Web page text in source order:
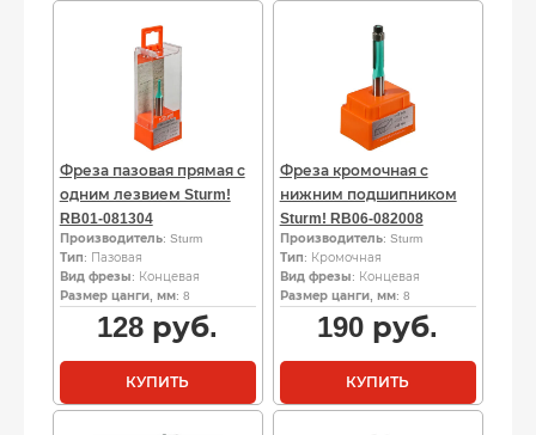
Фреза пазовая прямая с
одним лезвием Sturm!
RB01-081304
Производитель: Sturm
Тип: Пазовая
Вид фрезы: Концевая
Размер цанги, мм: 8
128 руб.
КУПИТЬ
Фреза кромочная с
нижним подшипником
Sturm! RB06-082008
Производитель: Sturm
Тип: Кромочная
Вид фрезы: Концевая
Размер цанги, мм: 8
190 руб.
КУПИТЬ